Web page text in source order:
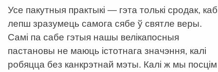
Усе пакутныя практыкі — гэта толькі сродак, каб
лепш зразумець самога сябе ў святле веры.
Самі па сабе гэтыя нашы велікапосныя
пастановы не маюць істотнага значэння, калі
робяцца без канкрэтнай мэты. Калі ж мы посцім